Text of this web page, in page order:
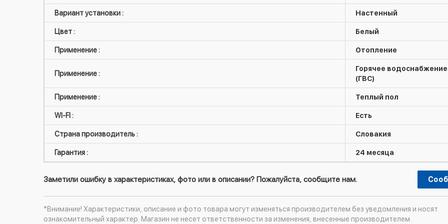
Вариант установки : Настенный
Цвет : Белый
Применение : Отопление
Применение :
Горячее водоснабжение
(ГВС)
Применение : Теплый пол
WI-FI : Есть
Страна производитель : Словакия
Гарантия : 24 месяца
Заметили ошибку в характеристиках, фото или в описании? Пожалуйста, сообщите нам.
*Внимание! Характеристики, описание и фото товара могут изменяться производителем без уведомления и носят
ознакомительный характер. Магазин не несет ответственности за изменения, внесенные производителем.